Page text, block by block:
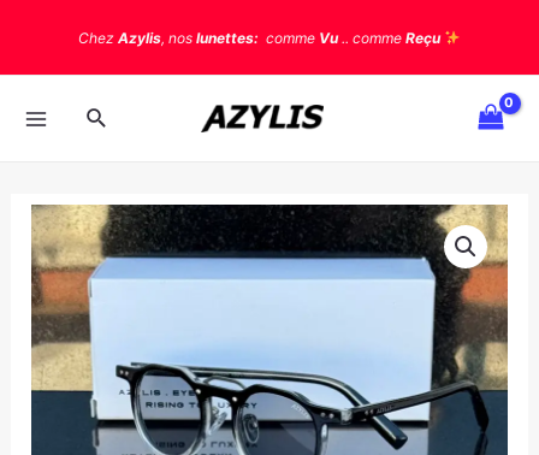
ChezAzylis, noslunettes: comme Vu.. commeReçu